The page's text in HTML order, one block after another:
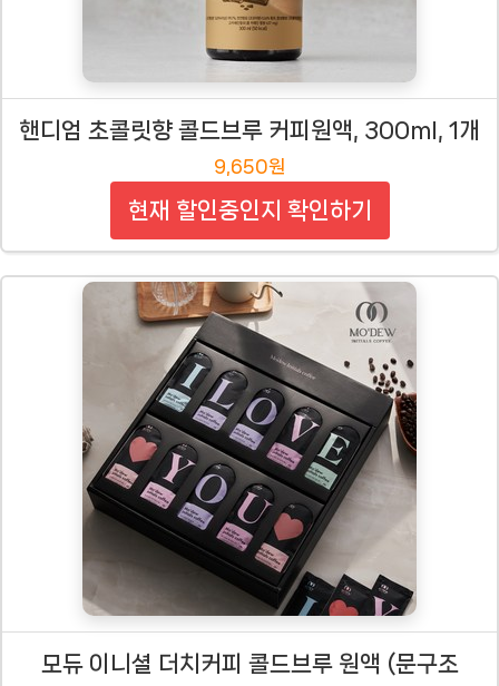
핸디엄 초콜릿향 콜드브루 커피원액, 300ml, 1개
9,650원
현재 할인중인지 확인하기
모듀 이니셜 더치커피 콜드브루 원액 (문구조